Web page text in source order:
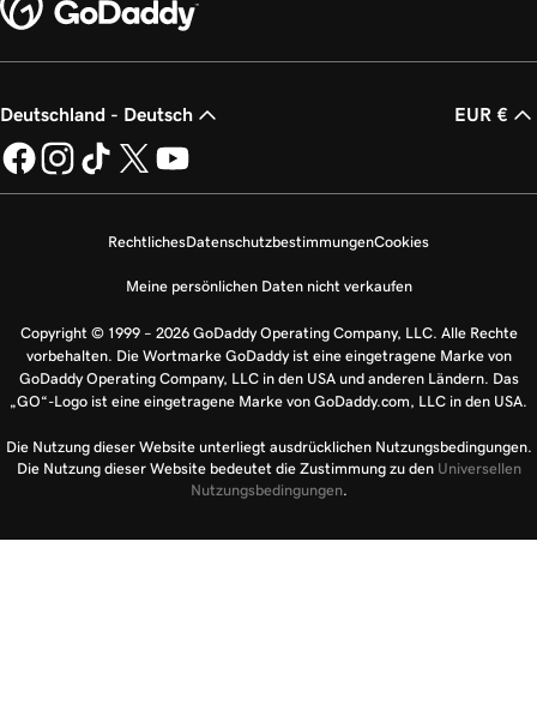
Deutschland - Deutsch EUR €
RechtlichesDatenschutzbestimmungenCookies
Meine persönlichen Daten nicht verkaufen
Copyright © 1999 – 2026 GoDaddy Operating Company, LLC. Alle Rechte
vorbehalten. Die Wortmarke GoDaddy ist eine eingetragene Marke von
GoDaddy Operating Company, LLC in den USA und anderen Ländern. Das
„GO“-Logo ist eine eingetragene Marke von GoDaddy.com, LLC in den USA.
Die Nutzung dieser Website unterliegt ausdrücklichen Nutzungsbedingungen.
Die Nutzung dieser Website bedeutet die Zustimmung zu den Universellen
Nutzungsbedingungen.